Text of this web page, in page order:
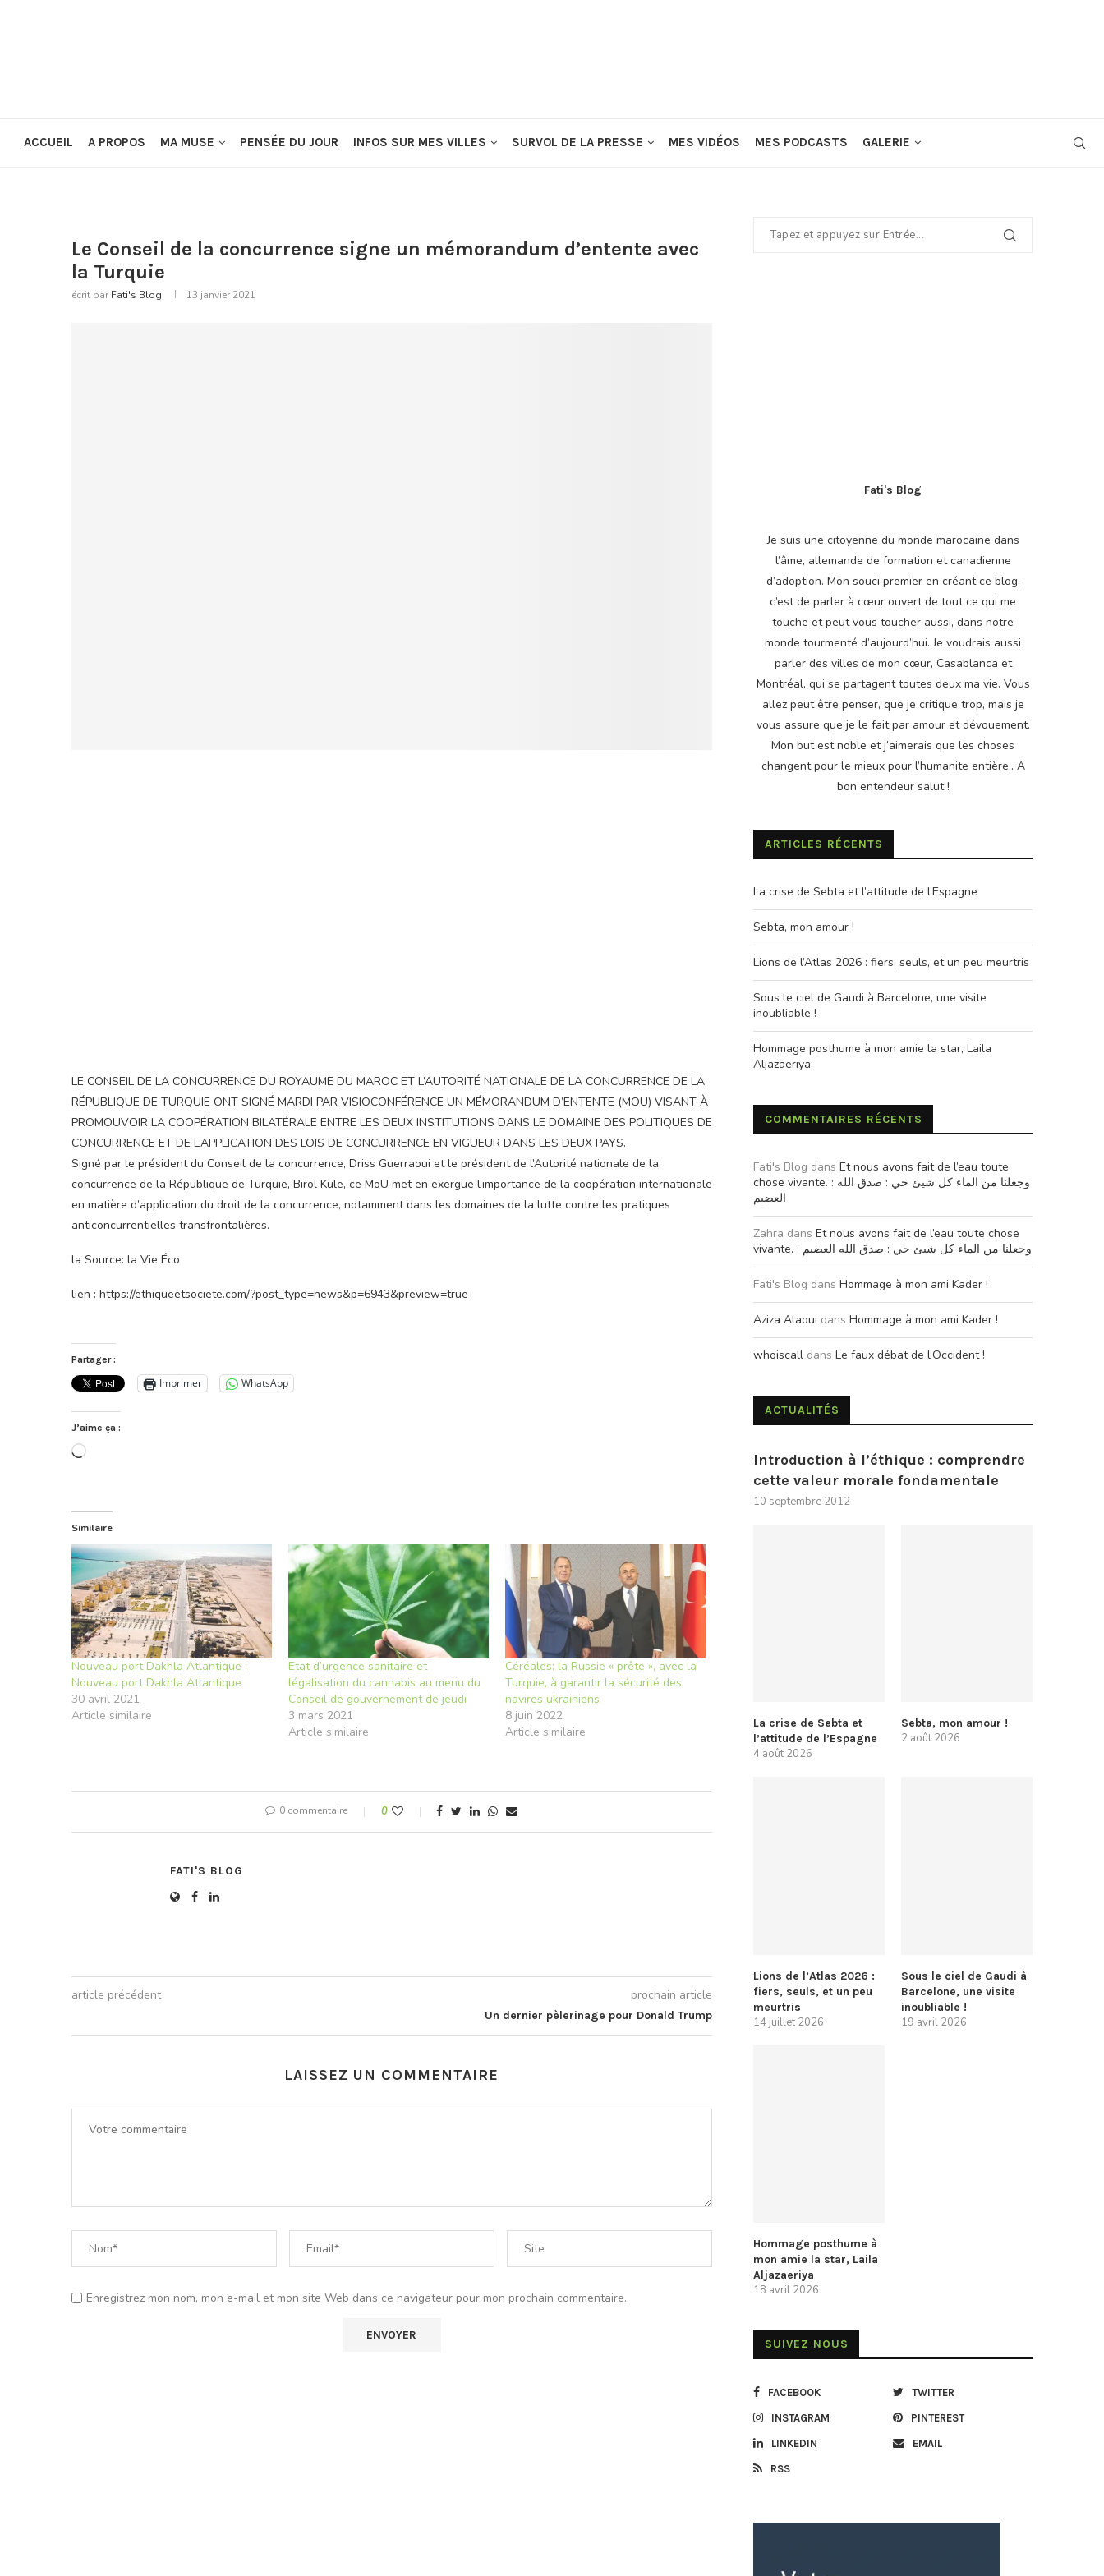
ACCUEIL A PROPOS MA MUSE PENSÉE DU JOUR INFOS SUR MES VILLES SURVOL DE LA PRESSE MES VIDÉOS MES PODCASTS GALERIE
Le Conseil de la concurrence signe un mémorandum d’entente avec
la Turquie
écrit par Fati's Blog 13 janvier 2021
LE CONSEIL DE LA CONCURRENCE DU ROYAUME DU MAROC ET L’AUTORITÉ NATIONALE DE LA CONCURRENCE DE LA
RÉPUBLIQUE DE TURQUIE ONT SIGNÉ MARDI PAR VISIOCONFÉRENCE UN MÉMORANDUM D’ENTENTE (MOU) VISANT À
PROMOUVOIR LA COOPÉRATION BILATÉRALE ENTRE LES DEUX INSTITUTIONS DANS LE DOMAINE DES POLITIQUES DE
CONCURRENCE ET DE L’APPLICATION DES LOIS DE CONCURRENCE EN VIGUEUR DANS LES DEUX PAYS.
Signé par le président du Conseil de la concurrence, Driss Guerraoui et le président de l’Autorité nationale de la
concurrence de la République de Turquie, Birol Küle, ce MoU met en exergue l’importance de la coopération internationale
en matière d’application du droit de la concurrence, notamment dans les domaines de la lutte contre les pratiques
anticoncurrentielles transfrontalières.
la Source: la Vie Éco
lien : https://ethiqueetsociete.com/?post_type=news&p=6943&preview=true
Partager :
Imprimer WhatsApp
J’aime ça :
Chargement…
Similaire
Nouveau port Dakhla Atlantique :
Nouveau port Dakhla Atlantique
30 avril 2021
Article similaire
Etat d’urgence sanitaire et
légalisation du cannabis au menu du
Conseil de gouvernement de jeudi
3 mars 2021
Article similaire
Céréales: la Russie « prête », avec la
Turquie, à garantir la sécurité des
navires ukrainiens
8 juin 2022
Article similaire
0 commentaire 0
FATI'S BLOG
article précédent prochain article
Un dernier pèlerinage pour Donald Trump
LAISSEZ UN COMMENTAIRE
Enregistrez mon nom, mon e-mail et mon site Web dans ce navigateur pour mon prochain commentaire.
Fati's Blog
Je suis une citoyenne du monde marocaine dans
l’âme, allemande de formation et canadienne
d’adoption. Mon souci premier en créant ce blog,
c’est de parler à cœur ouvert de tout ce qui me
touche et peut vous toucher aussi, dans notre
monde tourmenté d’aujourd’hui. Je voudrais aussi
parler des villes de mon cœur, Casablanca et
Montréal, qui se partagent toutes deux ma vie. Vous
allez peut être penser, que je critique trop, mais je
vous assure que je le fait par amour et dévouement.
Mon but est noble et j’aimerais que les choses
changent pour le mieux pour l’humanite entière.. A
bon entendeur salut !
ARTICLES RÉCENTS
La crise de Sebta et l’attitude de l’Espagne
Sebta, mon amour !
Lions de l’Atlas 2026 : fiers, seuls, et un peu meurtris
Sous le ciel de Gaudi à Barcelone, une visite
inoubliable !
Hommage posthume à mon amie la star, Laila
Aljazaeriya
COMMENTAIRES RÉCENTS
Fati's Blog dans Et nous avons fait de l’eau toute
chose vivante. : وجعلنا من الماء كل شيئ حي : صدق الله
العضيم
Zahra dans Et nous avons fait de l’eau toute chose
vivante. : وجعلنا من الماء كل شيئ حي : صدق الله العضيم
Fati's Blog dans Hommage à mon ami Kader !
Aziza Alaoui dans Hommage à mon ami Kader !
whoiscall dans Le faux débat de l’Occident !
ACTUALITÉS
Introduction à l’éthique : comprendre
cette valeur morale fondamentale
10 septembre 2012
La crise de Sebta et
l’attitude de l’Espagne
4 août 2026
Sebta, mon amour !
2 août 2026
Lions de l’Atlas 2026 :
fiers, seuls, et un peu
meurtris
14 juillet 2026
Sous le ciel de Gaudi à
Barcelone, une visite
inoubliable !
19 avril 2026
Hommage posthume à
mon amie la star, Laila
Aljazaeriya
18 avril 2026
SUIVEZ NOUS
FACEBOOK TWITTER
INSTAGRAM PINTEREST
LINKEDIN EMAIL
RSS